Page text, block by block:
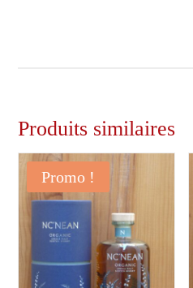
Produits similaires
Promo !